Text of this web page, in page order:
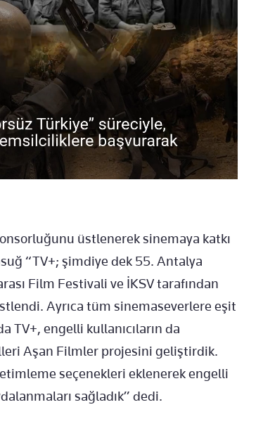
üstlenerek sinemaya katkı
“TV+; şimdiye dek 55. Antalya
Film Festivali ve İKSV tarafından
Ayrıca tüm sinemaseverlere eşit
TV+, engelli kullanıcıların da
Aşan Filmler projesini geliştirdik.
seçenekleri eklenerek engelli
sağladık” dedi.